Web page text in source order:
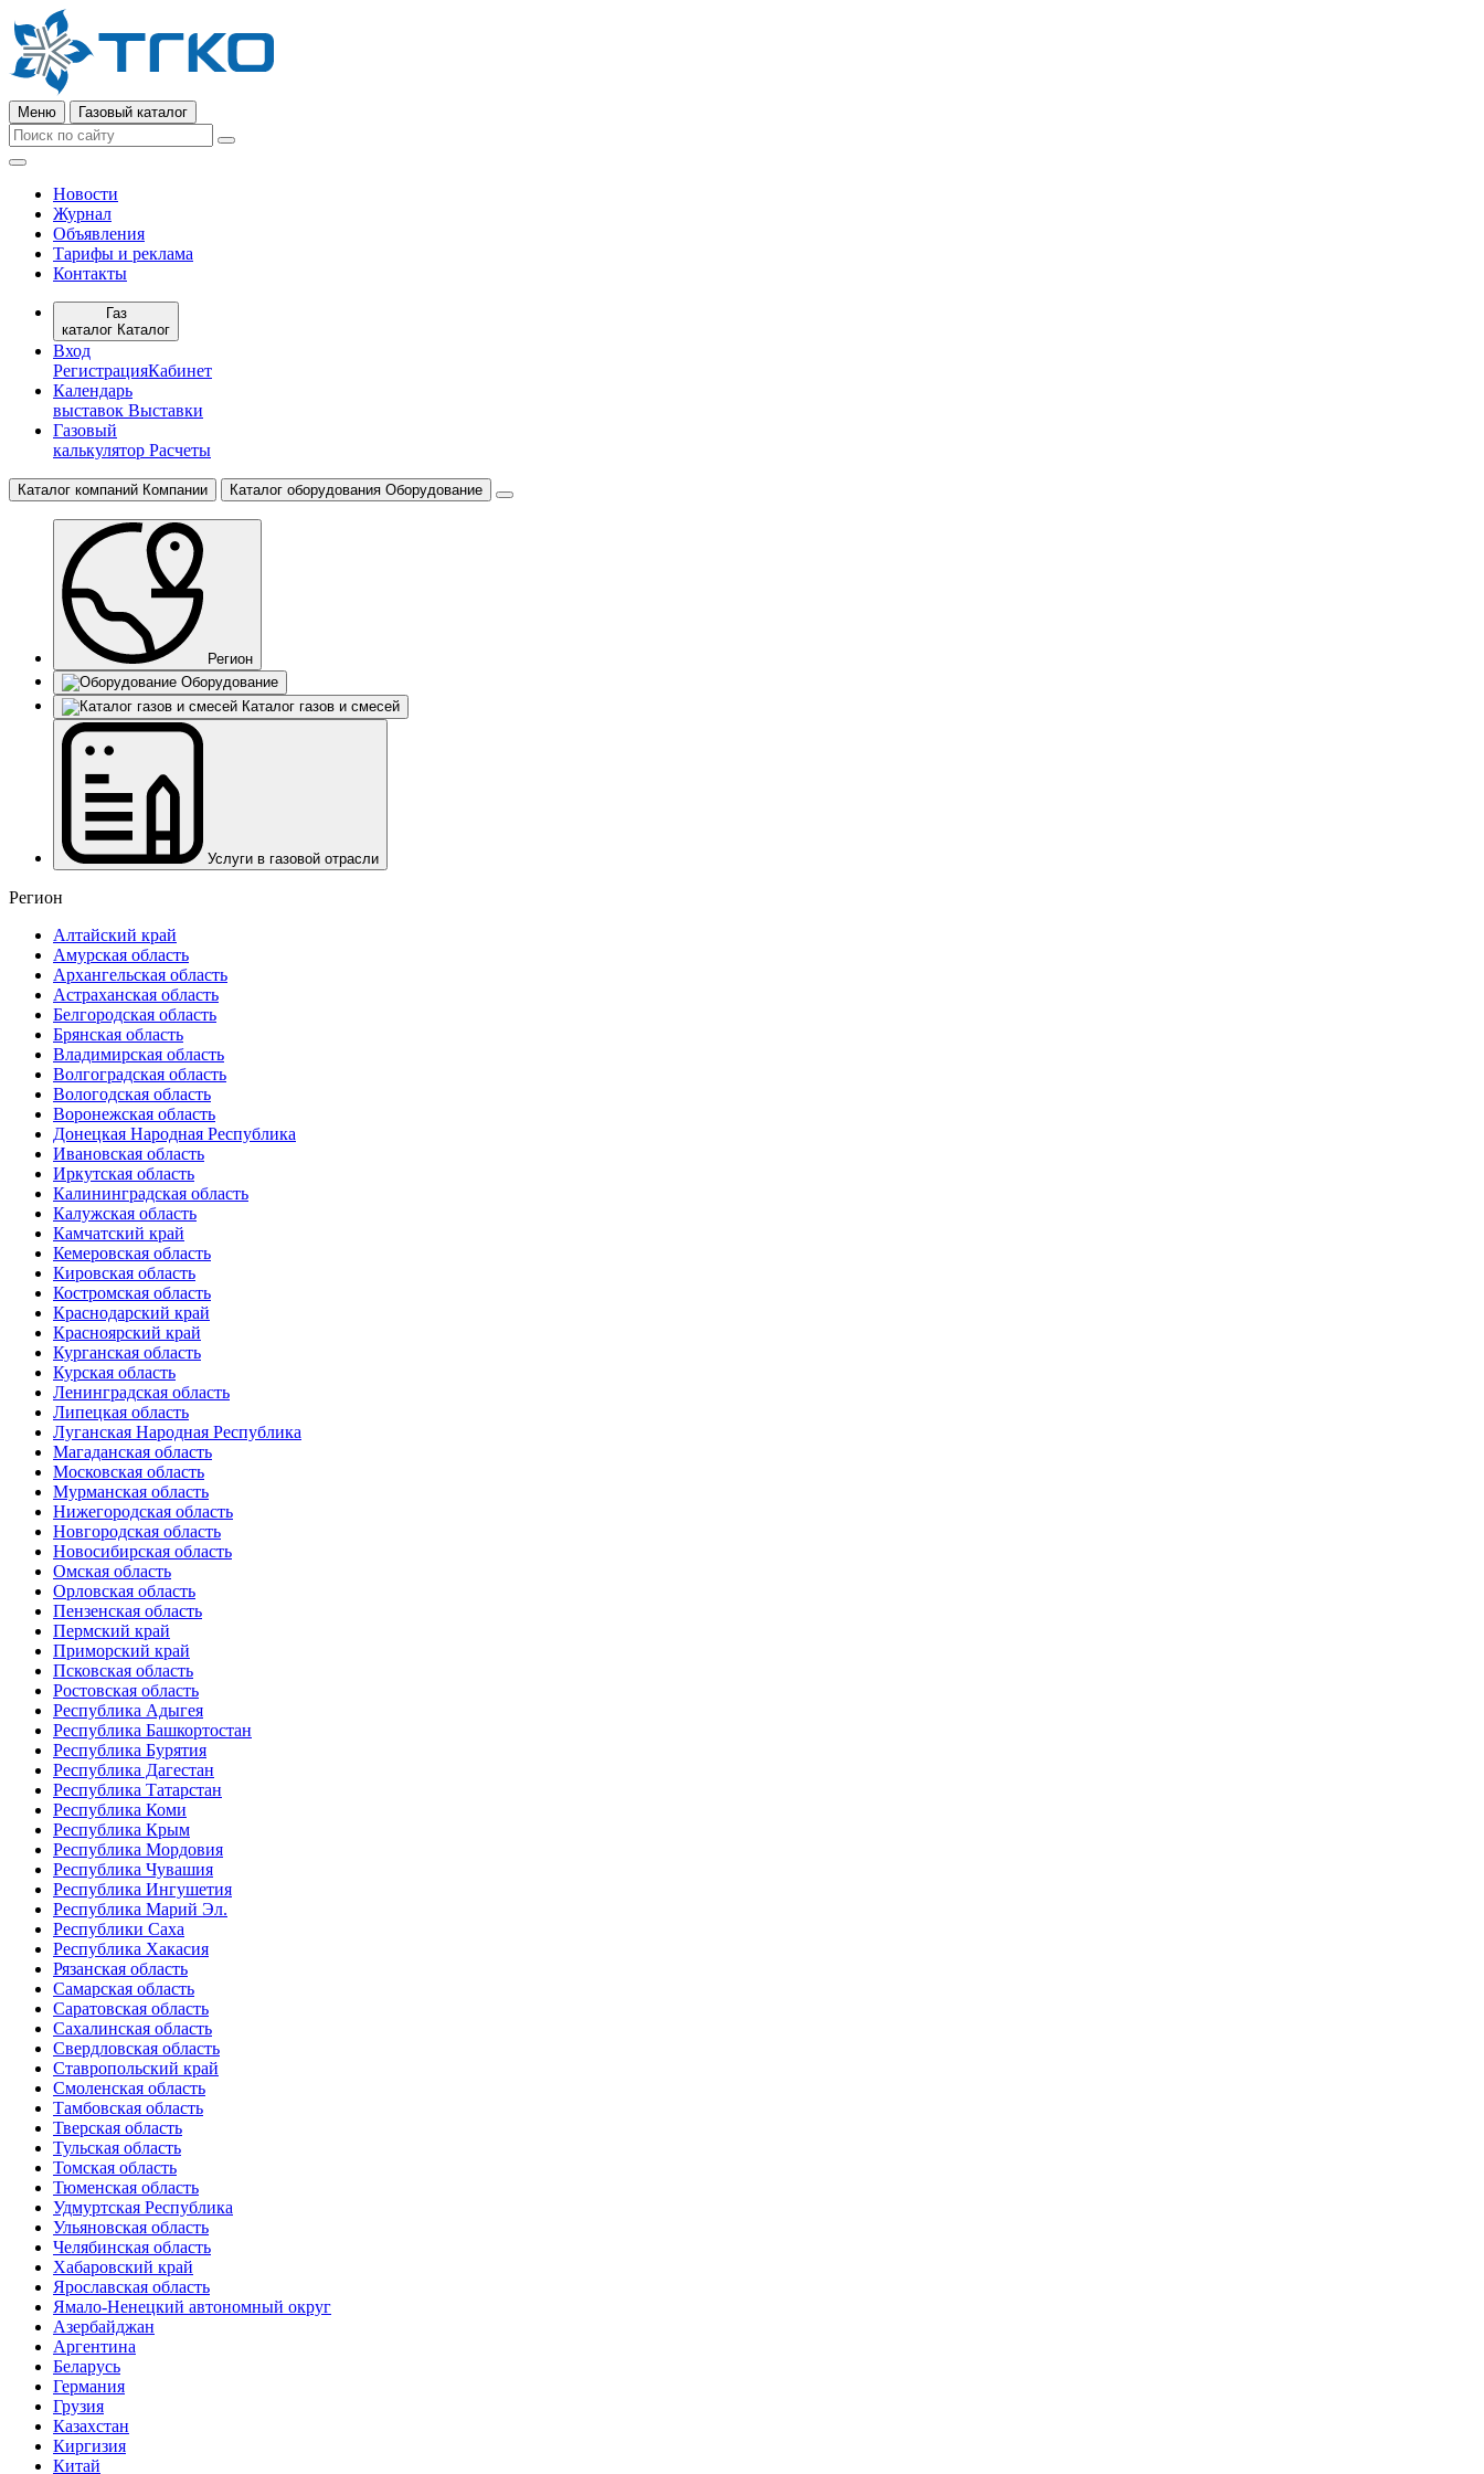
Меню Газовый каталог
Новости
Журнал
Объявления
Тарифы и реклама
Контакты
Газ
каталог Каталог
Вход
РегистрацияКабинет
Календарь
выставок Выставки
Газовый
калькулятор Расчеты
Каталог компаний Компании Каталог оборудования Оборудование
Регион
Оборудование
Каталог газов и смесей
Услуги в газовой отрасли
Регион
Алтайский край
Амурская область
Архангельская область
Астраханская область
Белгородская область
Брянская область
Владимирская область
Волгоградская область
Вологодская область
Воронежская область
Донецкая Народная Республика
Ивановская область
Иркутская область
Калининградская область
Калужская область
Камчатский край
Кемеровская область
Кировская область
Костромская область
Краснодарский край
Красноярский край
Курганская область
Курская область
Ленинградская область
Липецкая область
Луганская Народная Республика
Магаданская область
Московская область
Мурманская область
Нижегородская область
Новгородская область
Новосибирская область
Омская область
Орловская область
Пензенская область
Пермский край
Приморский край
Псковская область
Ростовская область
Республика Адыгея
Республика Башкортостан
Республика Бурятия
Республика Дагестан
Республика Татарстан
Республика Коми
Республика Крым
Республика Мордовия
Республика Чувашия
Республика Ингушетия
Республика Марий Эл.
Республики Саха
Республика Хакасия
Рязанская область
Самарская область
Саратовская область
Сахалинская область
Свердловская область
Ставропольский край
Смоленская область
Тамбовская область
Тверская область
Тульская область
Томская область
Тюменская область
Удмуртская Республика
Ульяновская область
Челябинская область
Хабаровский край
Ярославская область
Ямало-Ненецкий автономный округ
Азербайджан
Аргентина
Беларусь
Германия
Грузия
Казахстан
Киргизия
Китай